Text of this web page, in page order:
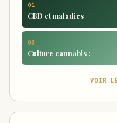
01
CBD et maladies
03
Culture cannabis :
VOIR